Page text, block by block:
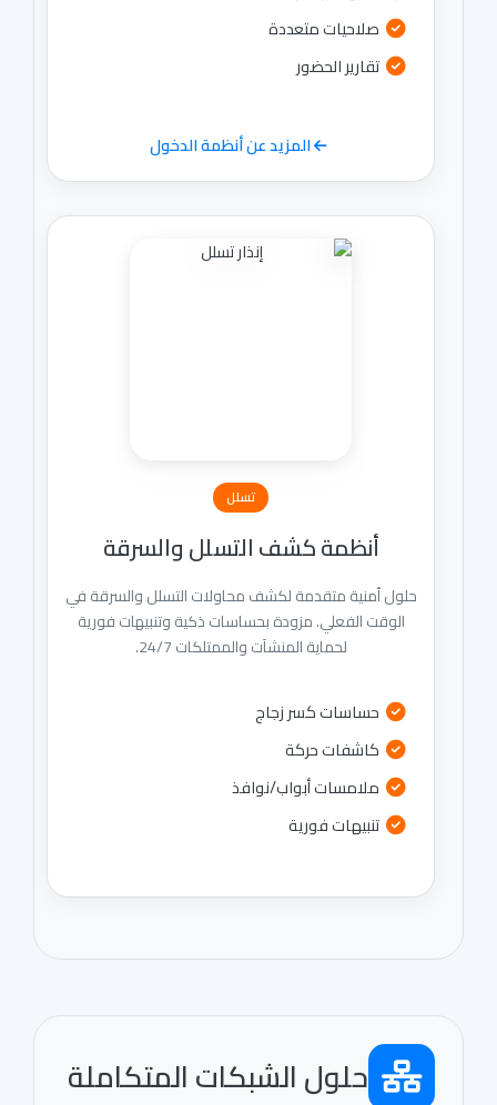
صلاحيات متعددة
تقارير الحضور
المزيد عن أنظمة الدخول
أنظمة كشف التسلل والسرقة
حلول أمنية متقدمة لكشف محاولات التسلل والسرقة في
الوقت الفعلي. مزودة بحساسات ذكية وتنبيهات فورية
لحماية المنشآت والممتلكات 24/7.
حساسات كسر زجاج
كاشفات حركة
ملامسات أبواب/نوافذ
تنبيهات فورية
حلول الشبكات المتكاملة